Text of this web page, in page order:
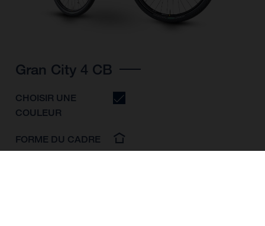
Gran City 4 CB
CHOISIR UNE
COULEUR
FORME DU CADRE